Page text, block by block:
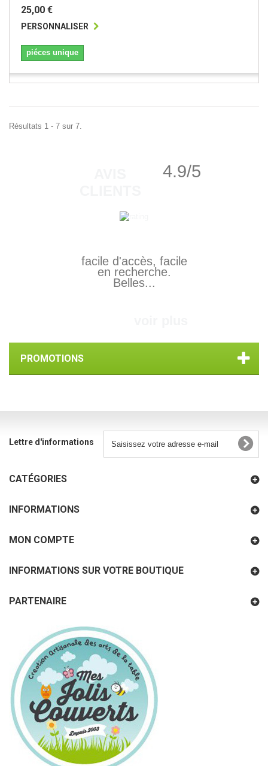
25,00 €
PERSONNALISER
piéces unique
Résultats 1 - 7 sur 7.
4.9/5
facile d'accès, facile
en recherche.
Belles...
PROMOTIONS
Lettre d'informations
CATÉGORIES
INFORMATIONS
MON COMPTE
INFORMATIONS SUR VOTRE BOUTIQUE
PARTENAIRE